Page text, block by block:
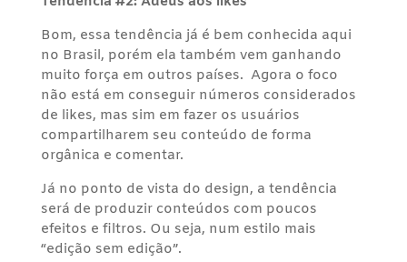
Bom, essa tendência já é bem conhecida aqui
no Brasil, porém ela também vem ganhando
muito força em outros países. Agora o foco
não está em conseguir números considerados
de likes, mas sim em fazer os usuários
compartilharem seu conteúdo de forma
orgânica e comentar.
Já no ponto de vista do design, a tendência
será de produzir conteúdos com poucos
efeitos e filtros. Ou seja, num estilo mais
“edição sem edição”.